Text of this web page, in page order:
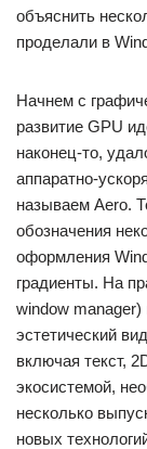
объяснить
проделали в
Начнем с
развитие GPU
наконец-то,
аппаратно-
называем Aero.
обозначения
оформления
градиенты. На
window manager)
эстетический
включая текст,
экосистемой,
несколько
новых